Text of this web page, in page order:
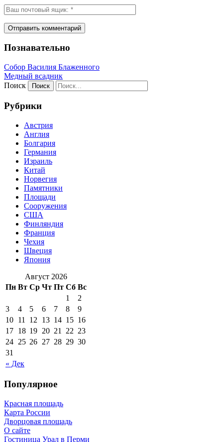
Познавательно
Собор Василия Блаженного
Медный всадник
Поиск
Рубрики
Австрия
Англия
Болгария
Германия
Израиль
Китай
Норвегия
Памятники
Площади
Сооружения
США
Финляндия
Франция
Чехия
Швеция
Япония
Август 2026
Пн Вт Ср Чт Пт Сб Вс
« Дек
1
2
3
4 5 6 7 8
9
10 11 12 13 14 15 16
17 18 19 20 21 22 23
24 25 26 27 28 29 30
31
Популярное
Красная площадь
Карта России
Дворцовая площадь
О сайте
Гостиница Урал в Перми